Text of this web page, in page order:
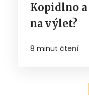
Kopidlno
na výlet?
8 minut čtení